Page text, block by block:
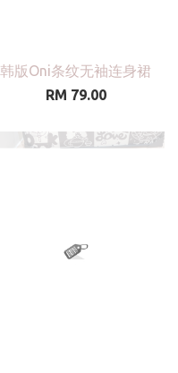
韩版Oni条纹无袖连身裙
RM 79.00